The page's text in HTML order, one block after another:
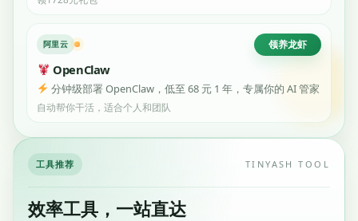
阿里云 领养龙虾
OpenClaw
分钟级部署 OpenClaw，低至 68 元 1 年，专属你的 AI 管家
自动帮你干活，适合个人和团队
工具推荐 TINYASH TOOL
效率工具，一站直达